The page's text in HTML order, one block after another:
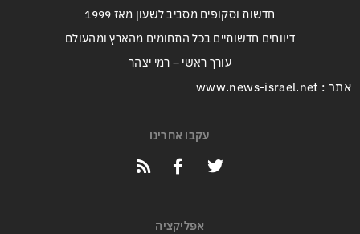
חדשות וסקופים מסביב לשעון מאז 1999
דיווחים חדשותיים בכל התחומים מהארץ ומהעולם
עורך ראשי – רמי יצהר
אתר : www.news-israel.net
עקבו אחרינו
אפליקציה